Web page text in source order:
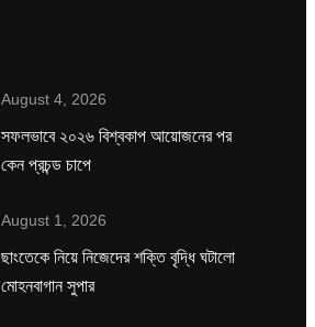
August 4, 2026
সফলভাবে ২০২৬ বিশ্বকাপ আয়োজনের পর
কেন প্রচন্ড চাপে
August 1, 2026
ছাংতেকে নিয়ে নিজেদের শক্তি বৃদ্ধি ঘটালো
মোহনবাগান সুপার